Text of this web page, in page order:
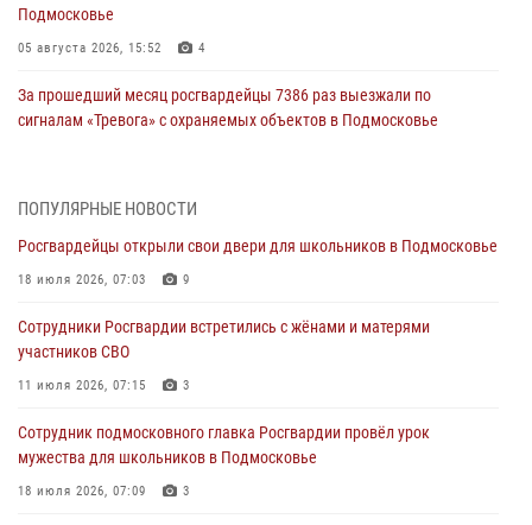
Подмосковье
05 августа 2026, 15:52 4
За прошедший месяц росгвардейцы 7386 раз выезжали по
сигналам «Тревога» с охраняемых объектов в Подмосковье
Росгвардейцы пресекли кражу из супермаркета в Подмосковье
03 августа 2026, 15:26
«семейным подрядом» в Подмосковье (видео)
03 августа 2026, 14:57
крупную сумму в Подмосковье
31 июля 2026, 14:00
ПОПУЛЯРНЫЕ НОВОСТИ
Росгвардейцы открыли свои двери для школьников в Подмосковье
18 июля 2026, 07:03 9
Сотрудники Росгвардии встретились с жёнами и матерями
участников СВО
11 июля 2026, 07:15 3
Сотрудник подмосковного главка Росгвардии провёл урок
мужества для школьников в Подмосковье
18 июля 2026, 07:09 3